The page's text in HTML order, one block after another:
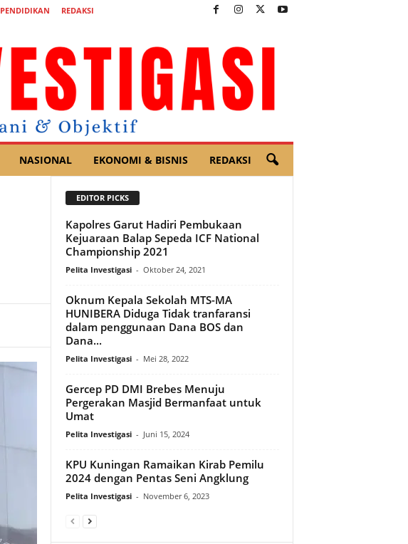
PENDIDIKAN REDAKSI
NASIONAL EKONOMI & BISNIS REDAKSI
EDITOR PICKS
Kapolres Garut Hadiri Pembukaan
Kejuaraan Balap Sepeda ICF National
Championship 2021
Pelita Investigasi - Oktober 24, 2021
Oknum Kepala Sekolah MTS-MA
HUNIBERA Diduga Tidak tranfaransi
dalam penggunaan Dana BOS dan
Dana...
Pelita Investigasi - Mei 28, 2022
Gercep PD DMI Brebes Menuju
Pergerakan Masjid Bermanfaat untuk
Umat
Pelita Investigasi - Juni 15, 2024
KPU Kuningan Ramaikan Kirab Pemilu
2024 dengan Pentas Seni Angklung
Pelita Investigasi - November 6, 2023